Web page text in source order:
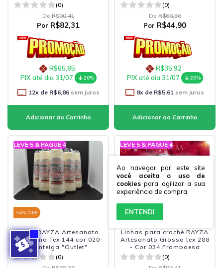
Ao navegar por este site
você aceita o uso de
cookies para agilizar a sua
experiência de compra.
ENTENDI
(0)
De R$90,41
Por R$82,31
R$65,85
PIX até dia 31/07
20%
12x de R$6,86sem juros
(0)
De R$68,36
Por R$44,90
R$35,92
PIX até dia 31/07
20%
8x de R$5,61 sem juros
LEVE 5 & PAGUE 4
34% OFF
Linha RAYZA Artesanato
Baby Fina Tex 144 cor 020-
Manteiga "Outlet"
(0)
LEVE 5 & PAGUE 4
% OFF
Linhas para crochê RAYZA
Artesanato Grossa tex 288
- Cor 034 Framboesa
(0)